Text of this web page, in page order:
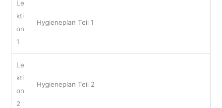
Le
kti
on
1
Hygieneplan Teil 1
Le
kti
on
2
Hygieneplan Teil 2